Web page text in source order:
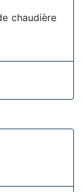
chaudière